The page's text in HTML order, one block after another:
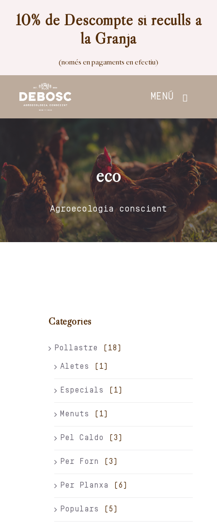
10% de Descompte si reculls a
la Granja
(només en pagaments en efectiu)
MENÚ
Nosaltres
Carret
eco
Agroecologia conscient
Categories
Pollastre (18)
Aletes (1)
Especials (1)
Menuts (1)
Pel Caldo (3)
Per Forn (3)
Per Planxa (6)
Populars (5)